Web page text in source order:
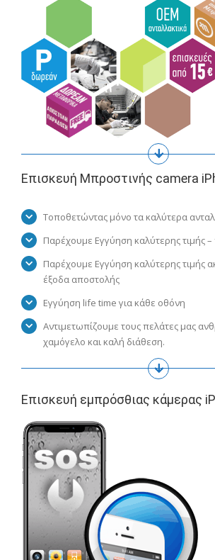
Επισκευή Μπροστινής camera
Τοποθετώντας μόνο τα καλύτερα
Παρέχουμε Εγγύηση καλύτερης τιμής –
Παρέχουμε Εγγύηση καλύτερης τιμής
έξοδα αποστολής
Εγγύηση life time για κάθε οθόνη
Αντιμετωπίζουμε τους πελάτες μας
χαμόγελο και καλή διάθεση.
Επισκευή εμπρόσθιας κάμερας